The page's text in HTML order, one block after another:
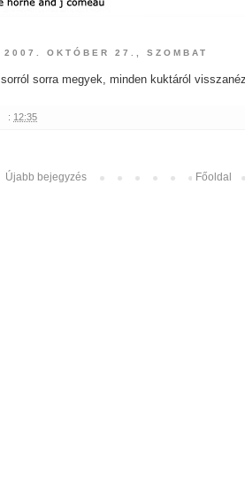
2007. OKTÓBER 27., SZOMBAT
sorról sorra megyek, minden kuktáról
: 12:35
Újabb bejegyzés Főoldal